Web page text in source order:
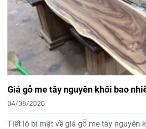
Giá gỗ me tây nguyên khối bao
04/08/2020
Tiết lộ bí mật về giá gỗ me tây nguyên